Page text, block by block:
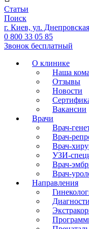
Статьи
Поиск
г. Киев, ул.
0 800 33 05 85
Звонок бесплатный
О клинике
Наша
Отзывы
Новости
Вакансии
Врачи
Врач-
Врач-
Врач-
УЗИ-
Врач-
Врач-
Направления